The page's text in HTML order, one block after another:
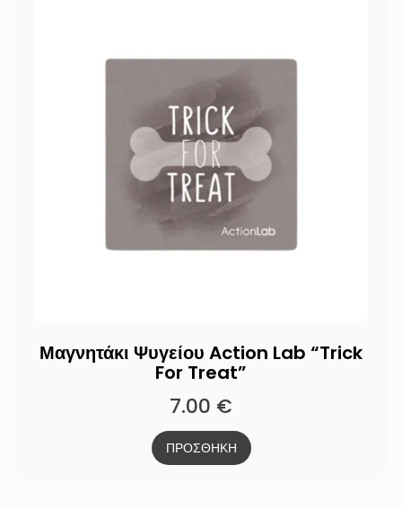
Μαγνητάκι Ψυγείου Action Lab “Trick
For Treat”
7.00 €
ΠΡΟΣΘΗΚΗ